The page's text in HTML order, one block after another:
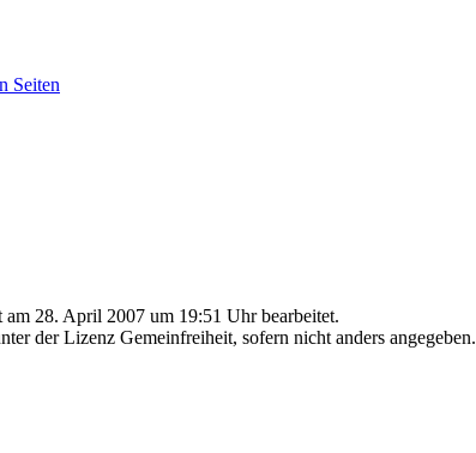
Seiten
am 28. April 2007 um 19:51 Uhr bearbeitet.
der Lizenz Gemeinfreiheit, sofern nicht anders angegeben.